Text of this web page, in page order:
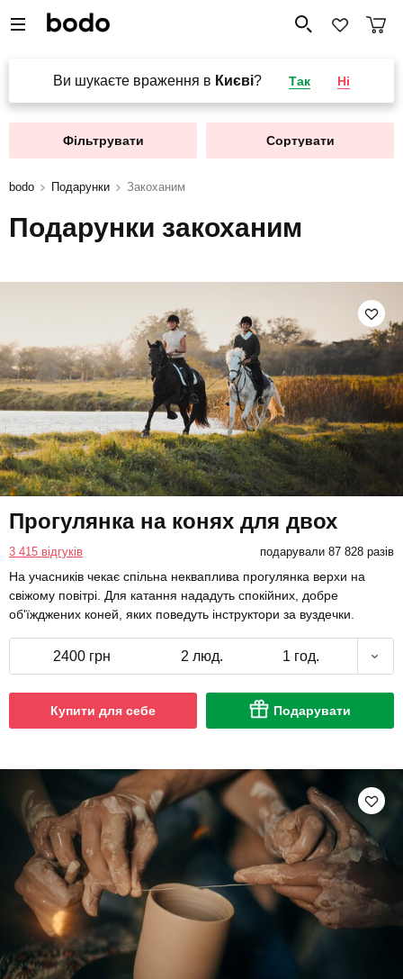
Ви шукаєте враження в Києві? Так Ні
Фільтрувати Сортувати
bodo Подарунки Закоханим
Подарунки закоханим
Прогулянка на конях для двох
3 415 відгуків подарували 87 828 разів
На учасників чекає спільна некваплива прогулянка верхи на
свіжому повітрі. Для катання нададуть спокійних, добре
об'їжджених коней, яких поведуть інструктори за вуздечки.
2400 грн 2 люд. 1 год.
Купити для себе Подарувати